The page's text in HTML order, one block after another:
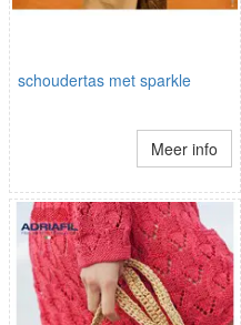
schoudertas met sparkle
Meer info